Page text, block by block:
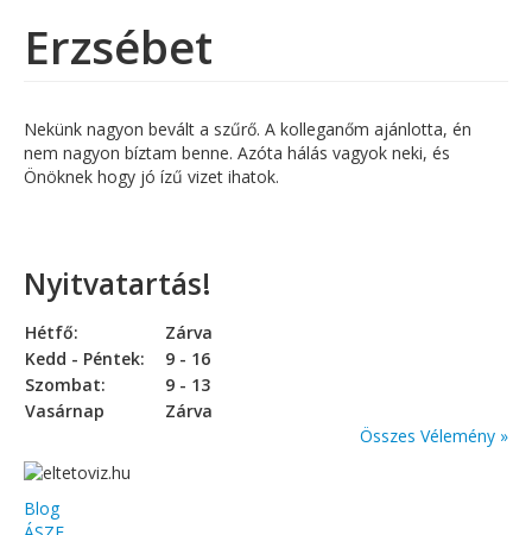
Erzsébet
Nekünk nagyon bevált a szűrő. A kolleganőm ajánlotta, én
nem nagyon bíztam benne. Azóta hálás vagyok neki, és
Önöknek hogy jó ízű vizet ihatok.
Nyitvatartás!
Hétfő:
Zárva
Kedd - Péntek:
9 - 16
Szombat:
9 - 13
Vasárnap
Zárva
Összes Vélemény »
Blog